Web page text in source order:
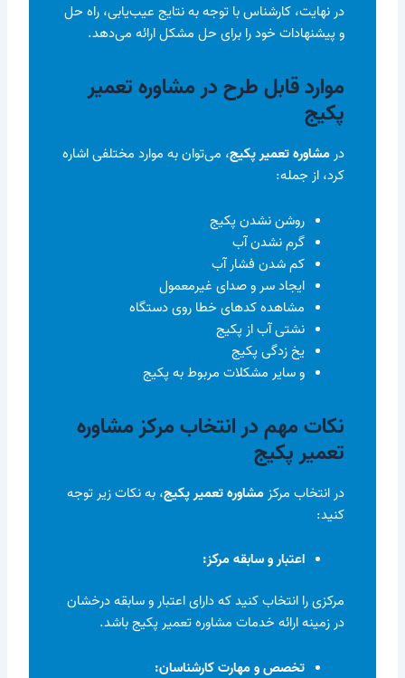
در نهایت، کارشناس با توجه به نتایج عیب‌یابی، راه حل
و پیشنهادات خود را برای حل مشکل ارائه می‌دهد.
موارد قابل طرح در مشاوره تعمیر
پکیج
درمشاوره تعمیر پکیج، می‌توان به موارد مختلفی اشاره
کرد، از جمله:
روشن نشدن پکیج
گرم نشدن آب
کم شدن فشار آب
ایجاد سر و صدای غیرمعمول
مشاهده کدهای خطا روی دستگاه
نشتی آب از پکیج
یخ زدگی پکیج
و سایر مشکلات مربوط به پکیج
نکات مهم در انتخاب مرکز مشاوره
تعمیر پکیج
در انتخاب مرکزمشاوره تعمیر پکیج، به نکات زیر توجه
کنید:
اعتبار و سابقه مرکز:
مرکزی را انتخاب کنید که دارای اعتبار و سابقه درخشان
در زمینه ارائه خدمات مشاوره تعمیر پکیج باشد.
تخصص و مهارت کارشناسان: